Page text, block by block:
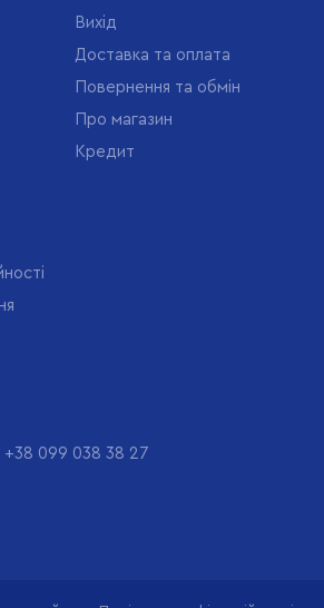
Вихід
Доставка та оплата
Повернення та обмін
Про магазин
Кредит
+38 099 038 38 27